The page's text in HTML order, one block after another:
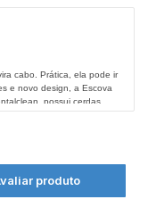
cabo. Prática, ela pode ir
e novo design, a Escova
possui cerdas
conforto e qualidade na
produto